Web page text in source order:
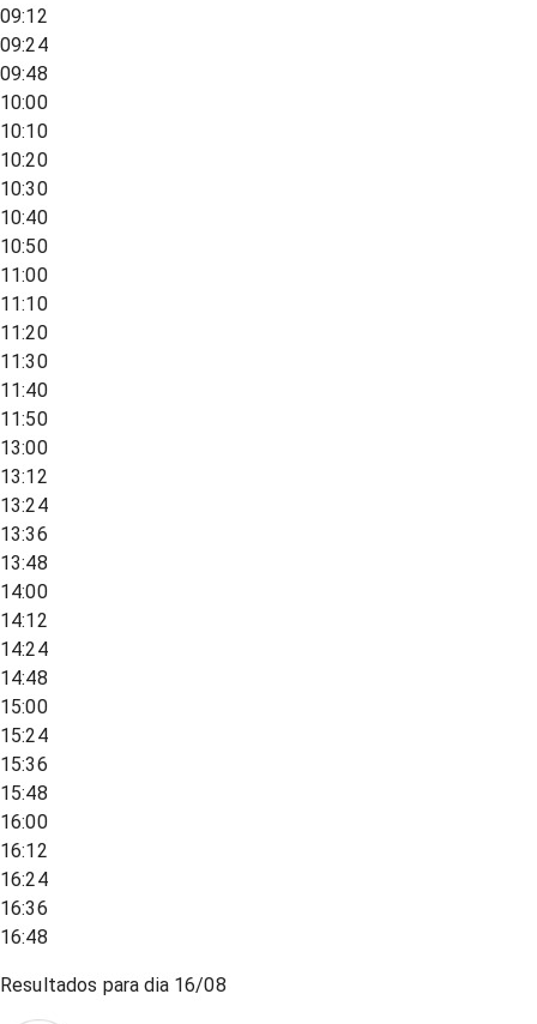
09:12
09:24
09:48
10:00
10:10
10:20
10:30
10:40
10:50
11:00
11:10
11:20
11:30
11:40
11:50
13:00
13:12
13:24
13:36
13:48
14:00
14:12
14:24
14:48
15:00
15:24
15:36
15:48
16:00
16:12
16:24
16:36
16:48
Resultados para dia 16/08